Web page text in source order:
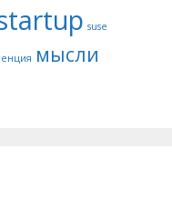
suse
мысли